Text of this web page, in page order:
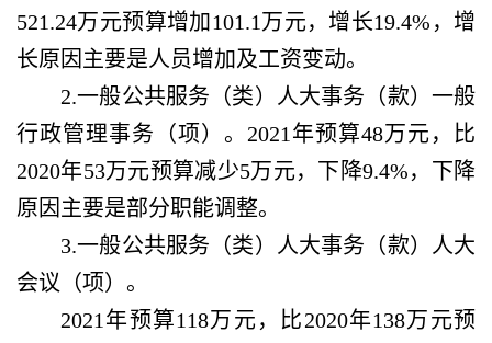
521.24万元预算增加101.1万元，增长19.4%，增
长原因主要是人员增加及工资变动。
2.一般公共服务（类）人大事务（款）一般
行政管理事务（项）。2021年预算48万元，比
2020年53万元预算减少5万元，下降9.4%，下降
原因主要是部分职能调整。
3.一般公共服务（类）人大事务（款）人大
会议（项）。
2021年预算118万元，比2020年138万元预